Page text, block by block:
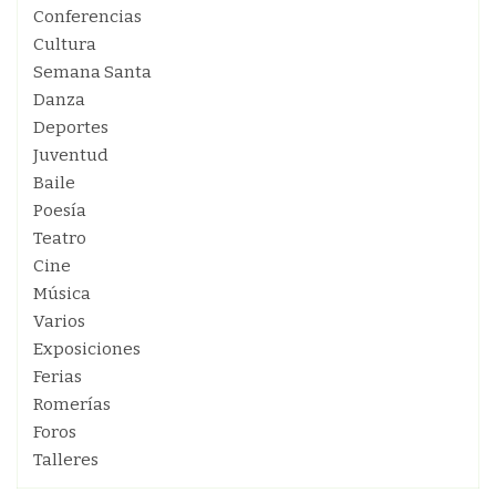
Conferencias
Cultura
Semana Santa
Danza
Deportes
Juventud
Baile
Poesía
Teatro
Cine
Música
Varios
Exposiciones
Ferias
Romerías
Foros
Talleres